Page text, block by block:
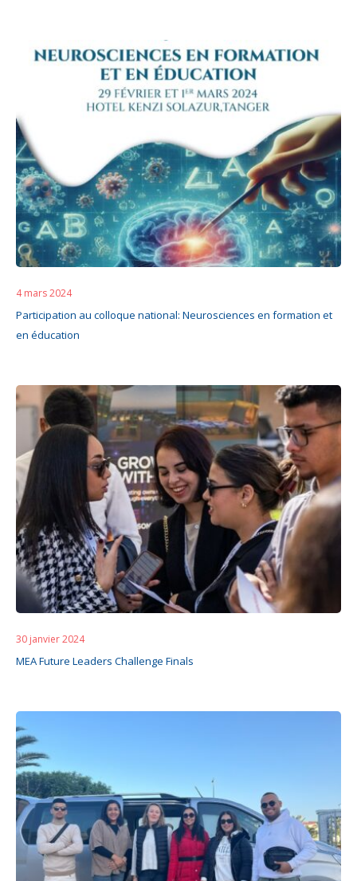
4 mars 2024
Participation au colloque national: Neurosciences en formation et
en éducation
30 janvier 2024
MEA Future Leaders Challenge Finals